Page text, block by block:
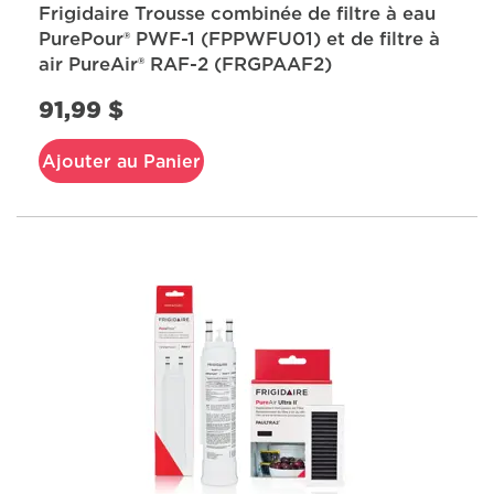
Frigidaire Trousse combinée de filtre à eau
PurePour® PWF-1 (FPPWFU01) et de filtre à
air PureAir® RAF-2 (FRGPAAF2)
91,99 $
Ajouter au Panier